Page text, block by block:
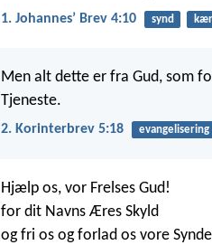
1. Johannesʼ Brev 4:10 synd
Men alt dette er fra Gud, som
Tjeneste.
2. Korinterbrev 5:18 evangelisering
Hjælp os, vor Frelses Gud!
for dit Navns Æres Skyld
og fri os og forlad os vore